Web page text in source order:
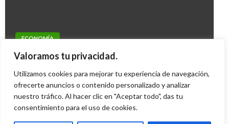
Valoramos tu privacidad.
Utilizamos cookies para mejorar tu experiencia de navegación,
ofrecerte anuncios o contenido personalizado y analizar
nuestro tráfico. Al hacer clic en "Aceptar todo", das tu
consentimiento para el uso de cookies.
ECONOMÍA
$60 mil millones en subsidios de vivienda para
Mario Murcia sábado diciembre 25, 2010